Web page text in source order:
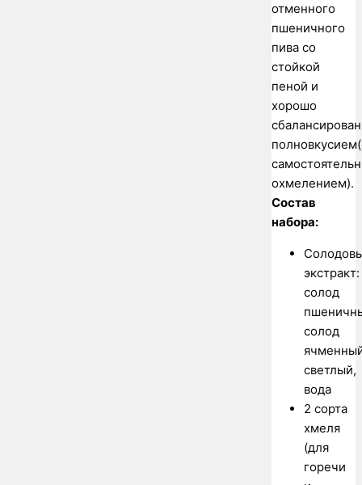
отменного
пшеничного
пива со
стойкой
пеной и
хорошо
охмелением).
Состав
набора:
экстракт:
солод
солод
светлый,
вода
2 сорта
хмеля
(для
горечи